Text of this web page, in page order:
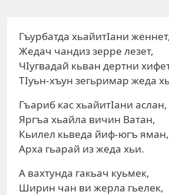
Гъурбатда хьайитIани
Жедач чандиз зерре лезет,
ЧIугвадай кьван дертни
ТIуьн-хъун зегьримар жеда
Гъариб кас хьайитIани аслан,
Яргъа хьайла вичин Ватан,
Кьилел кьведа йиф-югъ яман,
Арха гьарай из жеда хьи.
А вахтунда гакьач куьмек,
Ширин чан ви жерла гьелек,